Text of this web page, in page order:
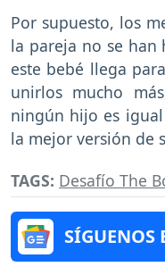
Por supuesto, los
la pareja no se han
este bebé llega
unirlos mucho
ningún hijo es
la mejor versión de
TAGS: Desafío The
SÍGUENOS